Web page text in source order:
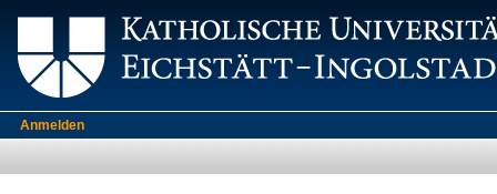
Anmelden